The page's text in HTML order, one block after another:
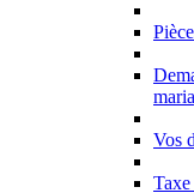
Vos